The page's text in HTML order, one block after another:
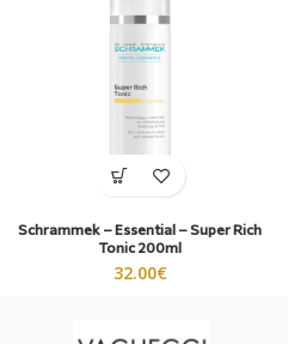
Schrammek – Essential – Super Rich
Tonic 200ml
32.00€